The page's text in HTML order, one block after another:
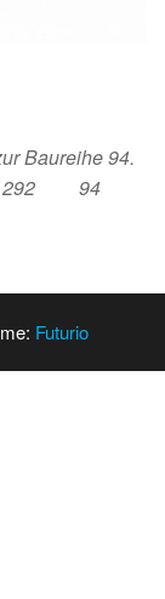
Baureihe 94.
94
Futurio